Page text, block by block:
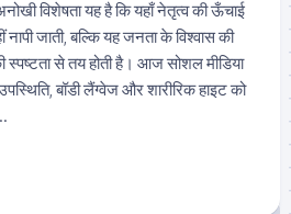
विशेषता यह है कि यहाँ नेतृत्व की ऊँचाई
जाती, बल्कि यह जनता के विश्वास की
स्पष्टता से तय होती है। आज सोशल मीडिया
बॉडी लैंग्वेज और शारीरिक हाइट को